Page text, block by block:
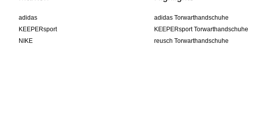
adidas
KEEPERsport
NIKE
adidas Torwarthandschuhe
KEEPERsport Torwarthandschuhe
reusch Torwarthandschuhe